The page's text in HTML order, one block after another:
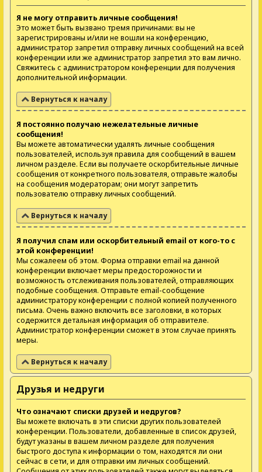
Я не могу отправить личные сообщения!
Это может быть вызвано тремя причинами: вы не
зарегистрированы и/или не вошли на конференцию,
администратор запретил отправку личных сообщений на всей
конференции или же администратор запретил это вам лично.
Свяжитесь с администратором конференции для получения
дополнительной информации.
Вернуться к началу
Я постоянно получаю нежелательные личные
сообщения!
Вы можете автоматически удалять личные сообщения
пользователей, используя правила для сообщений в вашем
личном разделе. Если вы получаете оскорбительные личные
сообщения от конкретного пользователя, отправьте жалобы
на сообщения модераторам; они могут запретить
пользователю отправку личных сообщений.
Вернуться к началу
Я получил спам или оскорбительный email от кого-то с
этой конференции!
Мы сожалеем об этом. Форма отправки email на данной
конференции включает меры предосторожности и
возможность отслеживания пользователей, отправляющих
подобные сообщения. Отправьте email-сообщение
администратору конференции с полной копией полученного
письма. Очень важно включить все заголовки, в которых
содержится детальная информация об отправителе.
Администратор конференции сможет в этом случае принять
меры.
Вернуться к началу
Друзья и недруги
Что означают списки друзей и недругов?
Вы можете включать в эти списки других пользователей
конференции. Пользователи, добавленные в список друзей,
будут указаны в вашем личном разделе для получения
быстрого доступа к информации о том, находятся ли они
сейчас в сети, и для отправки им личных сообщений.